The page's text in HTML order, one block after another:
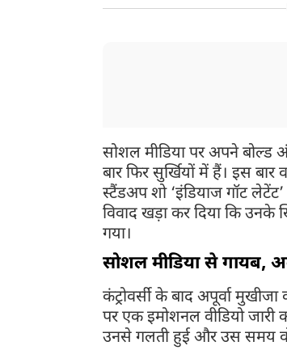
सोशल मीडिया पर अपने बोल्ड
बार फिर सुर्खियों में हैं। इस
स्टैंडअप शो ‘इंडियाज गॉट लेटेंट’
विवाद खड़ा कर दिया कि
गया।
सोशल मीडिया से गायब,
कंट्रोवर्सी के बाद अपूर्वा
पर एक इमोशनल वीडियो जारी
उनसे गलती हुई और उस समय